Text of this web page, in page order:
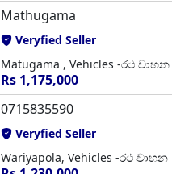
Mathugama
Veryfied Seller
Matugama , Vehicles -රථ වාහන
Rs 1,175,000
0715835590
Veryfied Seller
Wariyapola, Vehicles -රථ වාහන